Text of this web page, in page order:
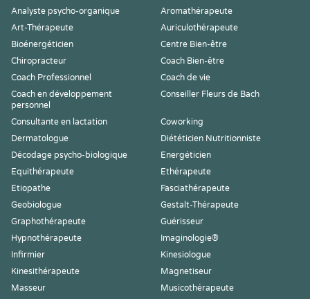
Analyste psycho-organique
Aromathérapeute
Art-Thérapeute
Auriculothérapeute
Bioénergéticien
Centre Bien-être
Chiropracteur
Coach Bien-être
Coach Professionnel
Coach de vie
Coach en développement
personnel
Conseiller Fleurs de Bach
Consultante en lactation
Coworking
Dermatologue
Diététicien Nutritionniste
Décodage psycho-biologique
Energéticien
Equithérapeute
Ethérapeute
Etiopathe
Fasciathérapeute
Geobiologue
Gestalt-Thérapeute
Graphothérapeute
Guérisseur
Hypnothérapeute
Imaginologie®
Infirmier
Kinesiologue
Kinesithérapeute
Magnetiseur
Masseur
Musicothérapeute